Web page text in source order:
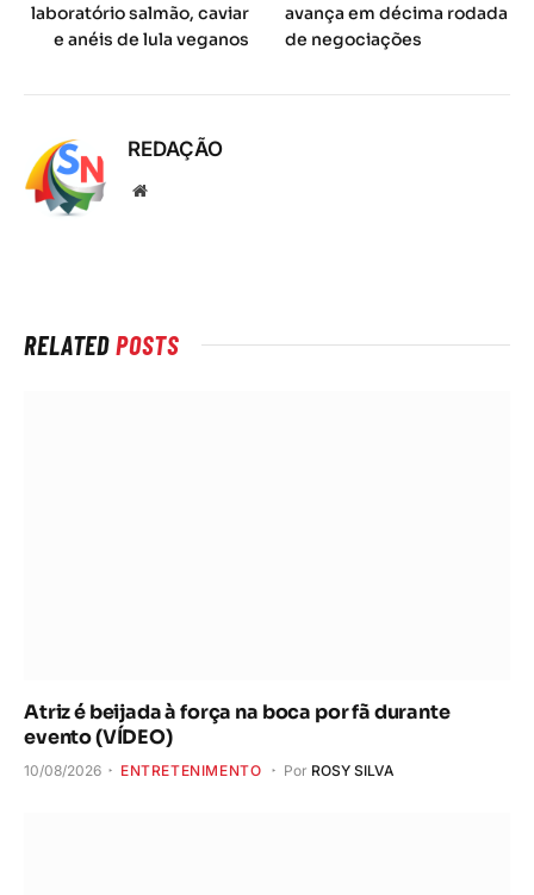
laboratório salmão, caviar
e anéis de lula veganos
avança em décima rodada
de negociações
REDAÇÃO
Local
RELATEDPOSTS
Atriz é beijada à força na boca por fã durante
evento (VÍDEO)
10/08/2026 ENTRETENIMENTO Por ROSY SILVA